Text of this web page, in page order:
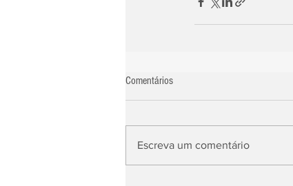
Comentários
Escreva um comentário